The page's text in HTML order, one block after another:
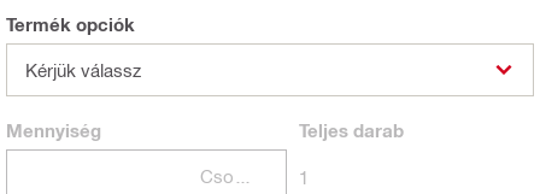
Termék opciók
Kérjük válassz
Mennyiség Teljesdarab
1